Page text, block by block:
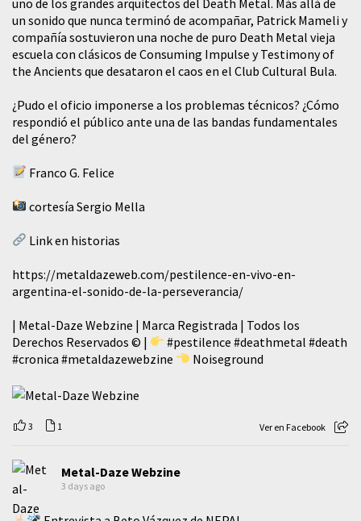
un sonido que nunca terminó de acompañar, Patrick Mameli y
compañía sostuvieron una noche de puro Death Metal vieja
escuela con clásicos de Consuming Impulse y Testimony of
the Ancients que desataron el caos en el Club Cultural Bula.
¿Pudo el oficio imponerse a los problemas técnicos? ¿Cómo
respondió el público ante una de las bandas fundamentales
del género?
Franco G. Felice
cortesía Sergio Mella
Link en historias
https://metaldazeweb.com/pestilence-en-vivo-en-
argentina-el-sonido-de-la-perseverancia/
| Metal-Daze Webzine | Marca Registrada | Todos los
Derechos Reservados © |
#pestilence #deathmetal #death
#cronica #metaldazewebzine Noiseground
3 1 Ver en Facebook
Metal-Daze Webzine
3 days ago